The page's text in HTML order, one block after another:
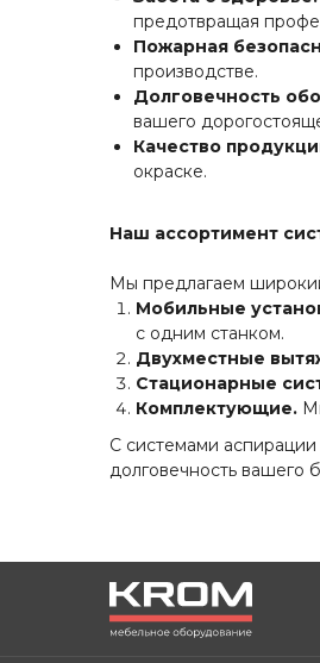
предотвращая
Пожарная
производстве.
Долговечность
вашего
Качество
окраске.
Наш ассортимент
Мы предлагаем
Мобильные
с одним станком.
Двухместные
Стационарные
Комплектующие.
С системами аспирации
долговечность вашего